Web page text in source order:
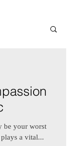
be your worst
a vital...